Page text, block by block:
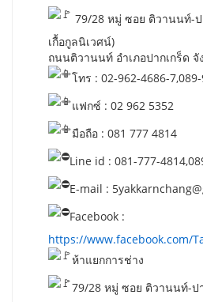
79/28 หมู่ ซอย ติวานนท์-
เกื้อกูลนิเวศน์)
ถนนติวานนท์ อำเภอปากเกร็ด
โทร : 02-962-4686-
แฟกซ์ : 02 962 5352
มือถือ : 081 777 4814
Line id : 081-777-
E-mail :
Facebook :
https://www.facebook.com/
ห้าแยกการช่าง
79/28 หมู่ ซอย ติวานนท์-ป